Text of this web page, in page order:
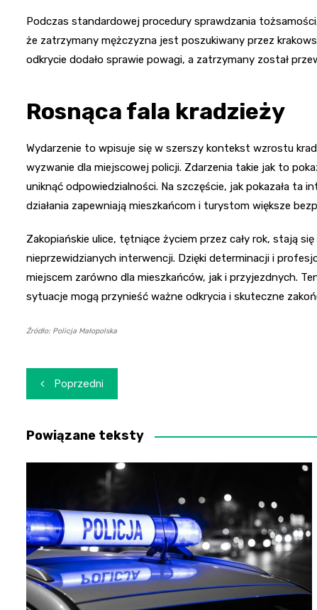
Podczas standardowej procedury sprawdzania
że zatrzymany mężczyzna jest poszukiwany przez
odkrycie dodało sprawie powagi, a zatrzymany został
Rosnąca fala kradzieży
Wydarzenie to wpisuje się w szerszy kontekst wzrostu
wyzwanie dla miejscowej policji. Zdarzenia takie jak to
uniknąć odpowiedzialności. Na szczęście, jak pokazała ta
działania zapewniają mieszkańcom i turystom większe
Zakopiańskie ulice, tętniące życiem przez cały rok, stają
nieprzewidzianych interwencji. Dzięki determinacji i
miejscem zarówno dla mieszkańców, jak i przyjezdnych.
sytuacje mogą przynieść ważne odkrycia i skuteczne
Źródło: Policja Małopolska
Nawigacja
wpisu
Poprzedni
Powiązane teksty